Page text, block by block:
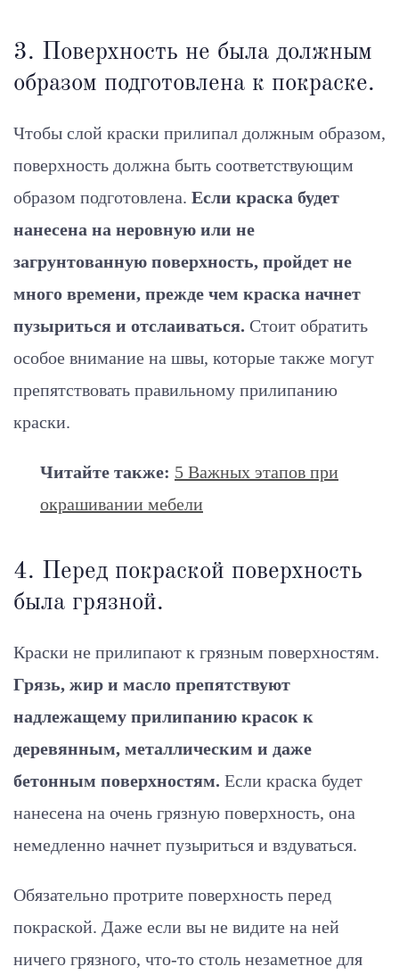
3. Поверхность не была должным
образом подготовлена ​​к покраске.
Чтобы слой краски прилипал должным образом,
поверхность должна быть соответствующим
образом подготовлена. Если краска будет
нанесена на неровную или не
загрунтованную поверхность, пройдет не
много времени, прежде чем краска начнет
пузыриться и отслаиваться. Стоит обратить
особое внимание на швы, которые также могут
препятствовать правильному прилипанию
краски.
Читайте также: 5 Важных этапов при
окрашивании мебели
4. Перед покраской поверхность
была грязной.
Краски не прилипают к грязным поверхностям.
Грязь, жир и масло препятствуют
надлежащему прилипанию красок к
деревянным, металлическим и даже
бетонным поверхностям. Если краска будет
нанесена на очень грязную поверхность, она
немедленно начнет пузыриться и вздуваться.
Обязательно протрите поверхность перед
покраской. Даже если вы не видите на ней
ничего грязного, что-то столь незаметное для